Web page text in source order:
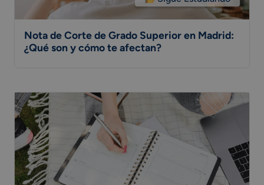
Nota de Corte de Grado Superior en Madrid:
¿Qué son y cómo te afectan?